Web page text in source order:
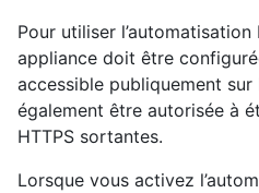
Pour utiliser l’automatisation
appliance doit être
accessible publiquement sur
également être autorisée à
HTTPS sortantes.
Lorsque vous activez